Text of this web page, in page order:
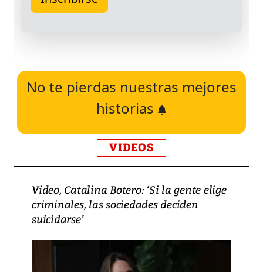
No te pierdas nuestras mejores
historias
VIDEOS
Video, Catalina Botero: ‘Si la gente elige
criminales, las sociedades deciden
suicidarse’